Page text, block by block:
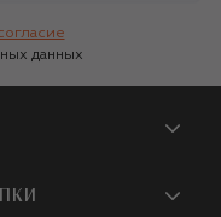
данных